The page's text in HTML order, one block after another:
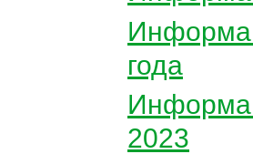
года
2023